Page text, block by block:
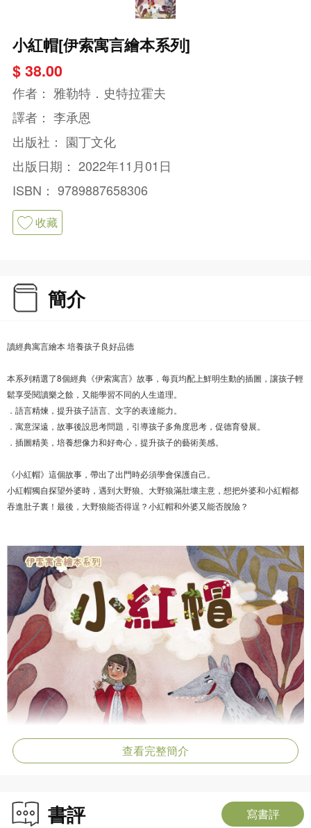
小紅帽[伊索寓言繪本系列]
$ 38.00
作者： 雅勒特．史特拉霍夫
譯者： 李承恩
出版社： 園丁文化
出版日期： 2022年11月01日
ISBN： 9789887658306
收藏
簡介
讀經典寓言繪本 培養孩子良好品德
本系列精選了8個經典《伊索寓言》故事，每頁均配上鮮明生動的插圖，讓孩子輕
鬆享受閱讀樂之餘，又能學習不同的人生道理。
．語言精煉，提升孩子語言、文字的表達能力。
．寓意深遠，故事後設思考問題，引導孩子多角度思考，促德育發展。
．插圖精美，培養想像力和好奇心，提升孩子的藝術美感。
《小紅帽》這個故事，帶出了出門時必須學會保護自己。
小紅帽獨自探望外婆時，遇到大野狼。大野狼滿肚壞主意，想把外婆和小紅帽都
吞進肚子裏！最後，大野狼能否得逞？小紅帽和外婆又能否脫險？
查看完整簡介
書評 寫書評